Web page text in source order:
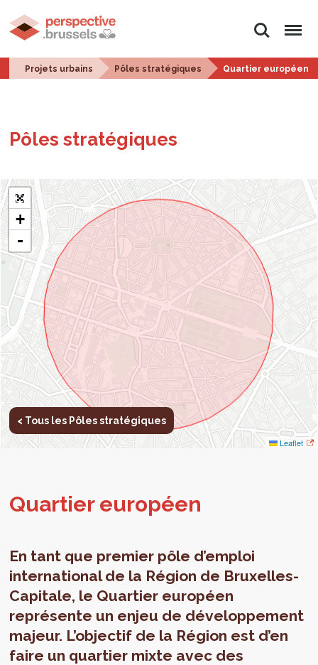
Rechercher
Menu
Projets urbains Pôles stratégiques Quartier européen
Pôles stra­té­giques
+
-
Leaflet
< Tous les Pôles stratégiques
Quar­tier euro­péen
En tant que premier pôle d’emploi
international de la Région de Bruxelles-
Capitale, le Quartier européen
représente un enjeu de développement
majeur. L’objectif de la Région est d’en
faire un quartier mixte avec des